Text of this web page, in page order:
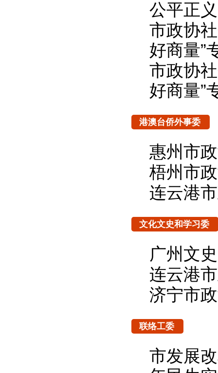
公平正
市政协
好商量”
市政协
好商量”
港澳台侨外事委
惠州市
梧州市
连云港
文化文史和学习委
广州文
连云港
济宁市
联络工委
市发展